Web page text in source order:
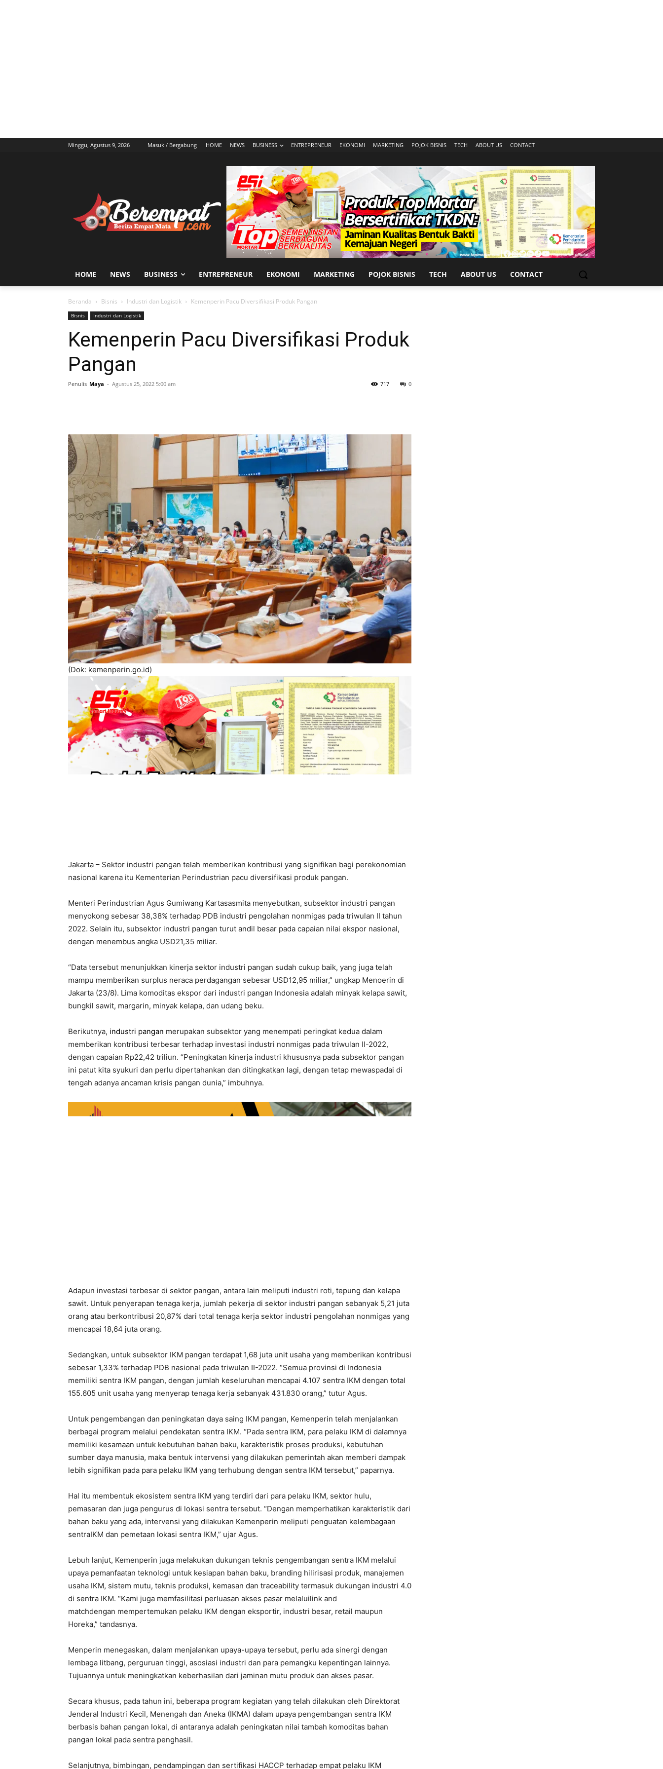
Minggu, Agustus 9, 2026 Masuk / Bergabung HOME NEWS BUSINESS ENTREPRENEUR EKONOMI MARKETING POJOK BISNIS TECH ABOUT US CONTACT
HOME NEWS BUSINESS ENTREPRENEUR EKONOMI MARKETING POJOK BISNIS TECH ABOUT US CONTACT
Beranda Bisnis Industri dan Logistik Kemenperin Pacu Diversifikasi Produk Pangan
Bisnis Industri dan Logistik
Kemenperin Pacu Diversifikasi Produk
Pangan
Penulis Maya - Agustus 25, 2022 5:00 am 0
717
(Dok: kemenperin.go.id)
Jakarta – Sektor industri pangan telah memberikan kontribusi yang signifikan bagi perekonomian
nasional karena itu Kementerian Perindustrian pacu diversifikasi produk pangan.
Menteri Perindustrian Agus Gumiwang Kartasasmita menyebutkan, subsektor industri pangan
menyokong sebesar 38,38% terhadap PDB industri pengolahan nonmigas pada triwulan II tahun
2022. Selain itu, subsektor industri pangan turut andil besar pada capaian nilai ekspor nasional,
dengan menembus angka USD21,35 miliar.
“Data tersebut menunjukkan kinerja sektor industri pangan sudah cukup baik, yang juga telah
mampu memberikan surplus neraca perdagangan sebesar USD12,95 miliar,” ungkap Menoerin di
Jakarta (23/8). Lima komoditas ekspor dari industri pangan Indonesia adalah minyak kelapa sawit,
bungkil sawit, margarin, minyak kelapa, dan udang beku.
Berikutnya, industri pangan merupakan subsektor yang menempati peringkat kedua dalam
memberikan kontribusi terbesar terhadap investasi industri nonmigas pada triwulan II-2022,
dengan capaian Rp22,42 triliun. “Peningkatan kinerja industri khususnya pada subsektor pangan
ini patut kita syukuri dan perlu dipertahankan dan ditingkatkan lagi, dengan tetap mewaspadai di
tengah adanya ancaman krisis pangan dunia,” imbuhnya.
Adapun investasi terbesar di sektor pangan, antara lain meliputi industri roti, tepung dan kelapa
sawit. Untuk penyerapan tenaga kerja, jumlah pekerja di sektor industri pangan sebanyak 5,21 juta
orang atau berkontribusi 20,87% dari total tenaga kerja sektor industri pengolahan nonmigas yang
mencapai 18,64 juta orang.
Sedangkan, untuk subsektor IKM pangan terdapat 1,68 juta unit usaha yang memberikan kontribusi
sebesar 1,33% terhadap PDB nasional pada triwulan II-2022. “Semua provinsi di Indonesia
memiliki sentra IKM pangan, dengan jumlah keseluruhan mencapai 4.107 sentra IKM dengan total
155.605 unit usaha yang menyerap tenaga kerja sebanyak 431.830 orang,” tutur Agus.
Untuk pengembangan dan peningkatan daya saing IKM pangan, Kemenperin telah menjalankan
berbagai program melalui pendekatan sentra IKM. “Pada sentra IKM, para pelaku IKM di dalamnya
memiliki kesamaan untuk kebutuhan bahan baku, karakteristik proses produksi, kebutuhan
sumber daya manusia, maka bentuk intervensi yang dilakukan pemerintah akan memberi dampak
lebih signifikan pada para pelaku IKM yang terhubung dengan sentra IKM tersebut,” paparnya.
Hal itu membentuk ekosistem sentra IKM yang terdiri dari para pelaku IKM, sektor hulu,
pemasaran dan juga pengurus di lokasi sentra tersebut. “Dengan memperhatikan karakteristik dari
bahan baku yang ada, intervensi yang dilakukan Kemenperin meliputi penguatan kelembagaan
sentraIKM dan pemetaan lokasi sentra IKM,” ujar Agus.
Lebuh lanjut, Kemenperin juga melakukan dukungan teknis pengembangan sentra IKM melalui
upaya pemanfaatan teknologi untuk kesiapan bahan baku, branding hilirisasi produk, manajemen
usaha IKM, sistem mutu, teknis produksi, kemasan dan traceability termasuk dukungan industri 4.0
di sentra IKM. “Kami juga memfasilitasi perluasan akses pasar melaluilink and
matchdengan mempertemukan pelaku IKM dengan eksportir, industri besar, retail maupun
Horeka,” tandasnya.
Menperin menegaskan, dalam menjalankan upaya-upaya tersebut, perlu ada sinergi dengan
lembaga litbang, perguruan tinggi, asosiasi industri dan para pemangku kepentingan lainnya.
Tujuannya untuk meningkatkan keberhasilan dari jaminan mutu produk dan akses pasar.
Secara khusus, pada tahun ini, beberapa program kegiatan yang telah dilakukan oleh Direktorat
Jenderal Industri Kecil, Menengah dan Aneka (IKMA) dalam upaya pengembangan sentra IKM
berbasis bahan pangan lokal, di antaranya adalah peningkatan nilai tambah komoditas bahan
pangan lokal pada sentra penghasil.
Selanjutnya, bimbingan, pendampingan dan sertifikasi HACCP terhadap empat pelaku IKM